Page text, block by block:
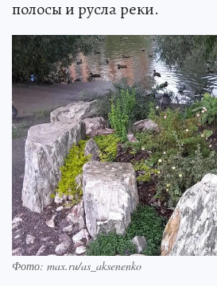
полосы и русла реки.
Фото: max.ru/as_aksenenko